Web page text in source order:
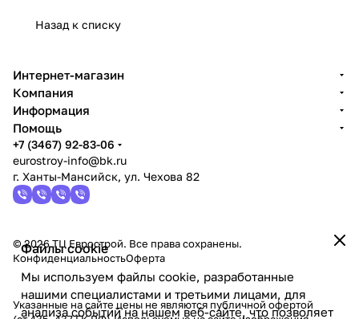
Назад к списку
Файлы cookie
Мы используем файлы cookie, разработанные
нашими специалистами и третьими лицами, для
анализа событий на нашем веб-сайте, что позволяет
Интернет-магазин
Компания
Информация
Помощь
+7 (3467) 92-83-06
eurostroy-info@bk.ru
г. Ханты-Мансийск, ул. Чехова 82
© 2026 ТЦ Еврострой. Все права сохранены.
КонфиденциальностьОферта
Указанные на сайте цены не являются публичной офертой